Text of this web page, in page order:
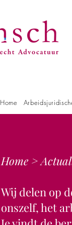
Home
Home >
Wij delen op
onszelf, het